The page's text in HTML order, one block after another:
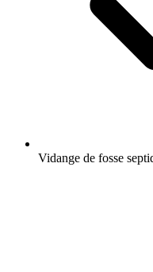
Vidange de fosse